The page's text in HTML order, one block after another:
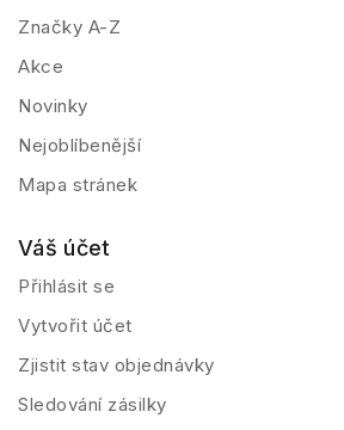
Značky A-Z
Akce
Novinky
Nejoblíbenější
Mapa stránek
Váš účet
Přihlásit se
Vytvořit účet
Zjistit stav objednávky
Sledování zásilky